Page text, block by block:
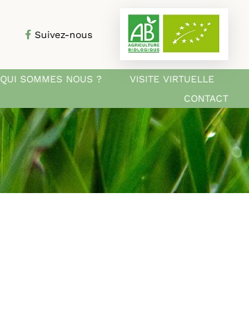
Suivez-nous
QUI SOMMES NOUS ?
VISITE VIRTUELLE
CONTACT